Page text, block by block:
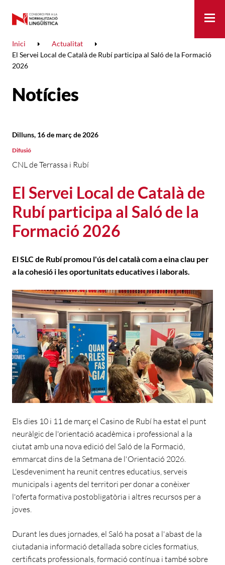
Inici
Actualitat
El Servei Local de Català de Rubí participa al Saló de la Formació
2026
Notícies
El Servei Local de Català de
Rubí participa al Saló de la
Formació 2026
CNL de Terrassa i Rubí
Dilluns, 16 de març de 2026
Difusió
El SLC de Rubí promou l'ús del català com a eina clau per
a la cohesió i les oportunitats educatives i laborals.
Els dies 10 i 11 de març el Casino de Rubí ha estat el punt
neuràlgic de l'orientació acadèmica i professional a la
ciutat amb una nova edició del Saló de la Formació,
emmarcat dins de la Setmana de l'Orientació 2026.
L'esdeveniment ha reunit centres educatius, serveis
municipals i agents del territori per donar a conèixer
l'oferta formativa postobligatòria i altres recursos per a
joves.
Durant les dues jornades, el Saló ha posat a l'abast de la
ciutadania informació detallada sobre cicles formatius,
certificats professionals, formació contínua i també sobre